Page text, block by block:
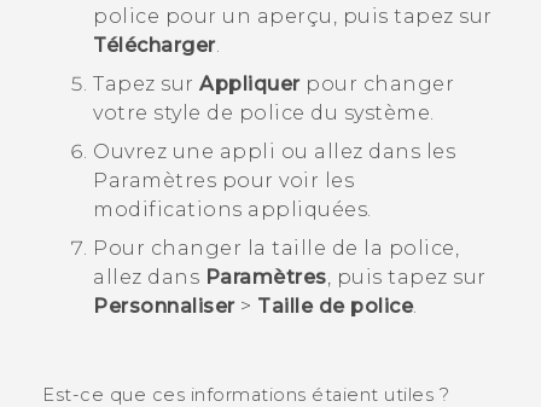
police pour un aperçu, puis tapez sur
Télécharger.
Tapez sur Appliquerpour changer
votre style de police du système.
Ouvrez une appli ou allez dans les
Paramètres pour voir les
modifications appliquées.
Pour changer la taille de la police,
allez dans Paramètres , puis tapez sur
Personnaliser> Taille de police.
Est-ce que ces informations étaient utiles ?